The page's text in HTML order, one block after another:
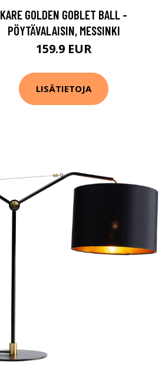
KARE GOLDEN GOBLET BALL -
PÖYTÄVALAISIN, MESSINKI
159.9 EUR
LISÄTIETOJA